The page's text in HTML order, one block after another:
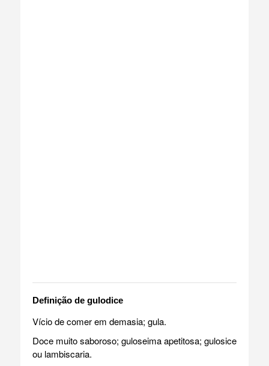
Definição de gulodice
Vício de comer em demasia; gula.
Doce muito saboroso; guloseima apetitosa; gulosice
ou lambiscaria.